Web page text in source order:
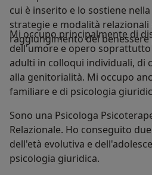
cui è inserito e lo sostiene
strategie e modalità
raggiungimento del benessere
Mi occupo principalmente di
dell'umore e opero soprattutto
adulti in colloqui individuali, di
alla genitorialità. Mi occupo
familiare e di psicologia
Sono una Psicologa
Relazionale. Ho conseguito
dell'età evolutiva e
psicologia giuridica.